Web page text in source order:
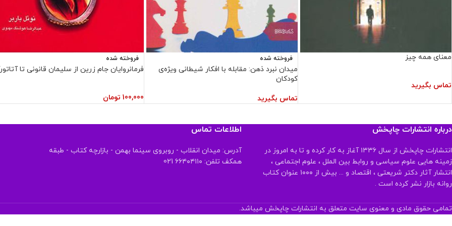
معنای همه چیز
تماس بگیرید
فروخته شده
میدان نبرد ذهن: مقابله با افکار شیطانی ویژه‌ی
کودکان
تماس بگیرید
فروخته شده
فرمانروایان جام زرین از سلیمان قانونی تا
100,000 تومان
درباره انتشارات چاپخش
انتشارات چاپخش از سال ۱۳۳۶ آغاز به کار کرده و تا به امروز در
زمینه هایی علوم سیاسی و روابط بین الملل ، علوم اجتماعی ،
انتشار آثار دکتر شریعتی ، اقتصاد و ... بیش از ۱۰۰۰ عنوان کتاب
روانه بازار نشر کرده است .
اطلاعات تماس
آدرس: میدان انقلاب - روبروی سینما بهمن - بازارچه کتاب - طبقه
همکف تلفن: ۶۶۴۰۴۱۱۰ 021
تمامی حقوق مادی و معنوی سایت متعلق به انتشارات چاپخش میباشد.